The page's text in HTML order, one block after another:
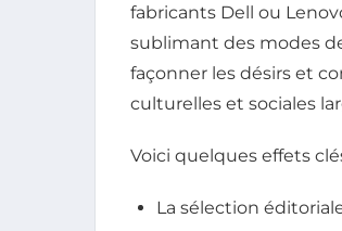
fabricants Dell ou
sublimant des modes
façonner les désirs et
culturelles et sociales
Voici quelques effets
La sélection